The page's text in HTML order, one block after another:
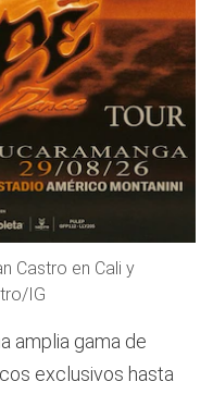
Castro en Cali y
IG
amplia gama de
exclusivos hasta